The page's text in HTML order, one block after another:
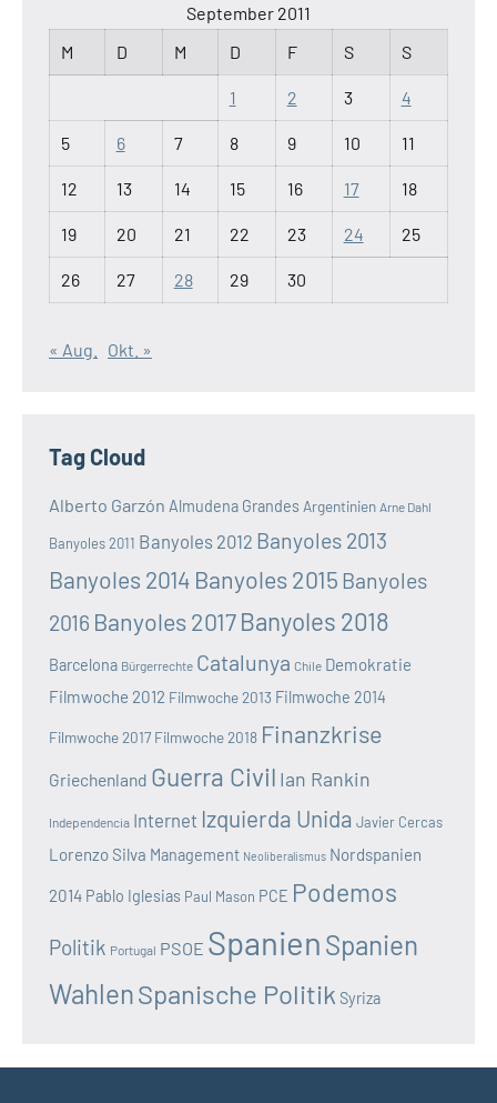
September 2011
M
D M D F S S
1 2 3 4
5 6 7 8 9 10 11
12 13 14 15 16 17 18
19 20 21 22 23 24 25
26 27 28 29 30
« Aug. Okt. »
Tag Cloud
Alberto Garzón Almudena Grandes Argentinien Arne Dahl
Banyoles 2011 Banyoles 2012 Banyoles 2013
Banyoles 2014 Banyoles 2015 Banyoles
2016 Banyoles 2017 Banyoles 2018
Barcelona Bürgerrechte Catalunya Chile Demokratie
Filmwoche 2012 Filmwoche 2013 Filmwoche 2014
Filmwoche 2017 Filmwoche 2018 Finanzkrise
Griechenland Guerra Civil Ian Rankin
Independencia Internet Izquierda Unida Javier Cercas
Lorenzo Silva Management Neoliberalismus Nordspanien
2014 Pablo Iglesias Paul Mason PCE Podemos
Politik Portugal PSOE Spanien Spanien
WahlenSpanische Politik Syriza